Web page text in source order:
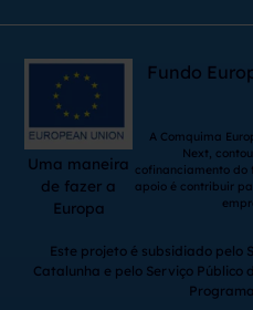
Uma maneira
de fazer a
Europa
Fundo
A Comquima
Next,
cofinanciamento do
apoio é contribuir
Este projeto é subsidiado pelo
Catalunha e pelo Serviço Público
Programa